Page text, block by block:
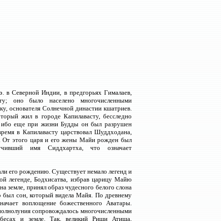
в Северной Индии, в предгорьях Гималаев,
оно было населено многочисленными
основателя Солнечной династии кшатриев.
жил в городе Капилавасту, бесследно
ибо еще при жизни Будды он был разрушен
в Капилавасту царствовал Шуддходана,
От этого царя и его жены Майи рожден был
имя Сиддхартха, что означает
его рождению. Существует немало легенд и
легенде, Бодхисатва, избрав царицу Майю
земле, принял образ чудесного белого слона
сон, который видела Майя. По древнему
воплощение божественного Аватары.
сопровождалось многочисленными
и земле. Так, великий Риши Атиша,